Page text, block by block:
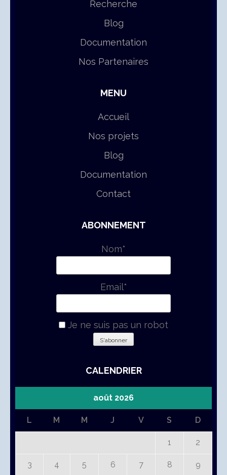
Recherche
Blog
Documentation
Nos Partenaires
MENU
Accueil
Nos projets
Blog
Documentation
Contact
ABONNEMENT
Nom*
Email*
Je ne suis pas un robot
CALENDRIER
août 2026
L M M J V S D
1 2
3 4 5 6 7 8 9